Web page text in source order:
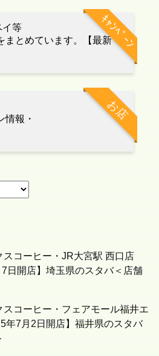
ｷｬﾝﾍﾟｰﾝ
イ等
まとめています。【最新
お店
情報・
スコーヒー・JR大宮駅 西口店
日開店】埼玉県のスタバ＜店舗
スコーヒー・フェアモール福井エ
年7月2日開店】福井県のスタバ